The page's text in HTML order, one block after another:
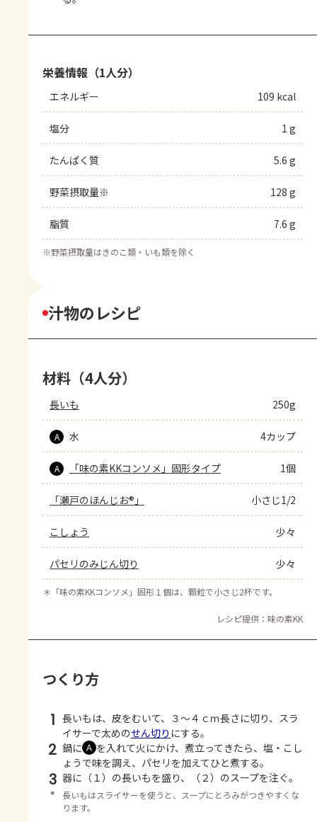
栄養情報（1人分）
エネルギー 109 kcal
塩分 1 g
たんぱく質 5.6 g
野菜摂取量※ 128 g
脂質 7.6 g
※野菜摂取量はきのこ類・いも類を除く
汁物のレシピ
材料（4人分）
長いも 250g
A 水 4カップ
A 「味の素KKコンソメ」固形タイプ 1個
「瀬戸のほんじお®」 小さじ1/2
こしょう 少々
パセリのみじん切り 少々
＊ 「味の素KKコンソメ」固形１個は、顆粒で小さじ2杯です。
レシピ提供：味の素KK
つくり方
1 長いもは、皮をむいて、３～４ｃｍ長さに切り、スラ
イサーで太めのせん切り にする。
2 鍋に Ａ を入れて火にかけ、煮立ってきたら、塩・こし
ょうで味を調え、パセリを加えてひと煮する。
3 器に（１）の長いもを盛り、（２）のスープを注ぐ。
＊
長いもはスライサーを使うと、スープにとろみがつきやすくな
ります。